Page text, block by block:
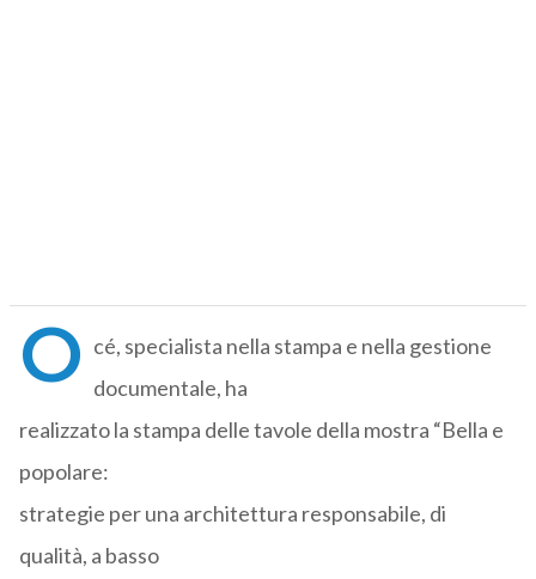
O cé, specialista nella stampa e nella gestione
documentale, ha
realizzato la stampa delle tavole della mostra “Bella e
popolare:
strategie per una architettura responsabile, di
qualità, a basso